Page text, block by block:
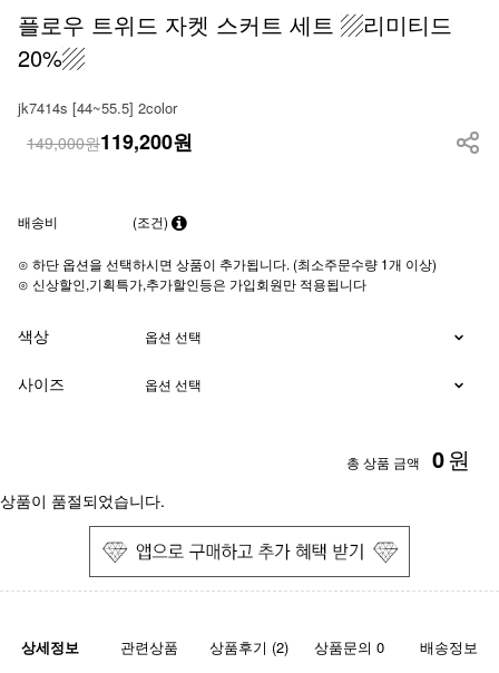
플로우 트위드 자켓 스커트 세트 ▨리미티드
20%▨
jk7414s [44~55.5] 2color
149,000원119,200원
배송비 (조건)
⊙ 하단 옵션을 선택하시면 상품이 추가됩니다. (최소주문수량 1개 이상)
⊙ 신상할인,기획특가,추가할인등은 가입회원만 적용됩니다
색상
사이즈
총 상품 금액 0원
상품이 품절되었습니다.
상세정보 관련상품 상품후기 (2) 상품문의 0 배송정보